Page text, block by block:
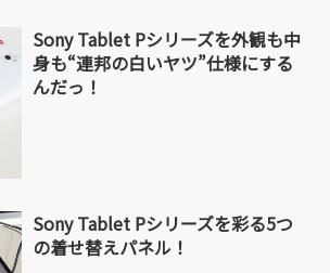
Sony Tablet Pシリーズを外観も中
身も“連邦の白いヤツ”仕様にする
んだっ！
Sony Tablet Pシリーズを彩る5つ
の着せ替えパネル！